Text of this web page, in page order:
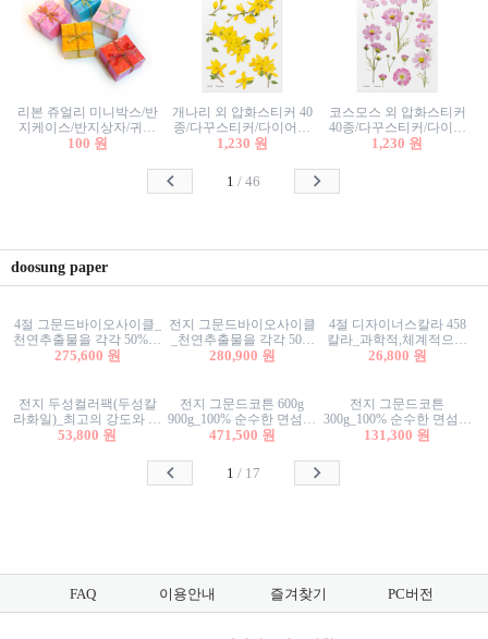
리본 쥬얼리 미니박스/반
지케이스/반지상자/귀걸
이상자/귀걸이박스/악세
100 원
개나리 외 압화스티커 40
종/다꾸스티커/다이어리
꾸미기/꽃스티커/자연물
1,230 원
코스모스 외 압화스티커
40종/다꾸스티커/다이어
리꾸미기/꽃스티커/자연
1,230 원
1 /46
doosung paper
4절 그문드바이오사이클_
천연추출물을 각각 50%이
상 함유한 친환경그래픽
275,600 원
전지 그문드바이오사이클
_천연추출물을 각각 50%
이상 함유한 친환경그래
280,900 원
4절 디자이너스칼라 458
칼라_과학적,체계적으로
분류된 200색을 갖춘 색지
26,800 원
전지 두성컬러팩(두성칼
라화일)_최고의 강도와 평
활성을 지닌 다양한 컬러
53,800 원
전지 그문드코튼 600g
900g_100% 순수한 면섬유
로 만든 친환경프리미엄
471,500 원
전지 그문드코튼
300g_100% 순수한 면섬유
로 만든 친환경프리미엄
131,300 원
1 / 17
FAQ 이용안내 즐겨찾기 PC버전